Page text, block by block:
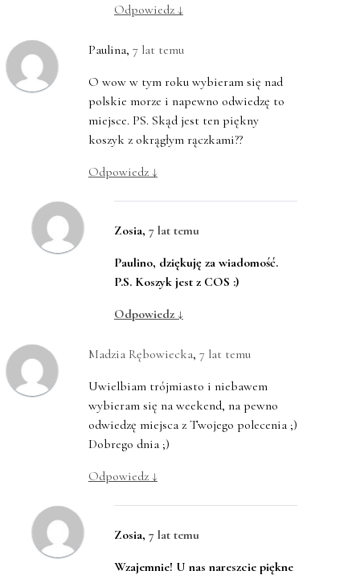
Odpowiedz ↓
Paulina, 7 lat temu
O wow w tym roku wybieram się nad
polskie morze i napewno odwiedzę to
miejsce. PS. Skąd jest ten piękny
koszyk z okrągłym rączkami??
Odpowiedz ↓
Zosia, 7 lat temu
Paulino, dziękuję za wiadomość.
P.S. Koszyk jest z COS :)
Odpowiedz ↓
Madzia Rębowiecka, 7 lat temu
Uwielbiam trójmiasto i niebawem
wybieram się na weekend, na pewno
odwiedzę miejsca z Twojego polecenia ;)
Dobrego dnia ;)
Odpowiedz ↓
Zosia, 7 lat temu
Wzajemnie! U nas nareszcie piękne